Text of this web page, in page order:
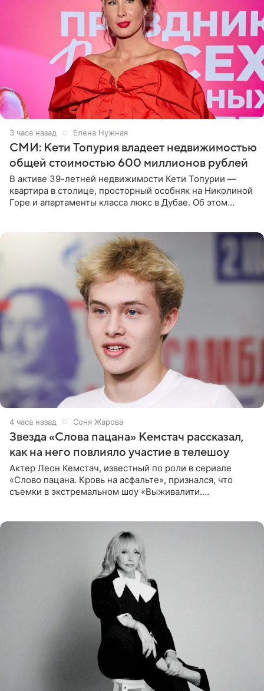
3 часа назад Елена Нужная
СМИ: Кети Топурия владеет недвижимостью
общей стоимостью 600 миллионов рублей
В активе 39-летней недвижимости Кети Топурии —
квартира в столице, просторный особняк на Николиной
Горе и апартаменты класса люкс в Дубае. Об этом
4 часа назад Соня Жарова
Звезда «Слова пацана» Кемстач рассказал,
как на него повлияло участие в телешоу
Актер Леон Кемстач, известный по роли в сериале
«Слово пацана. Кровь на асфальте», признался, что
съемки в экстремальном шоу «Выживалити.